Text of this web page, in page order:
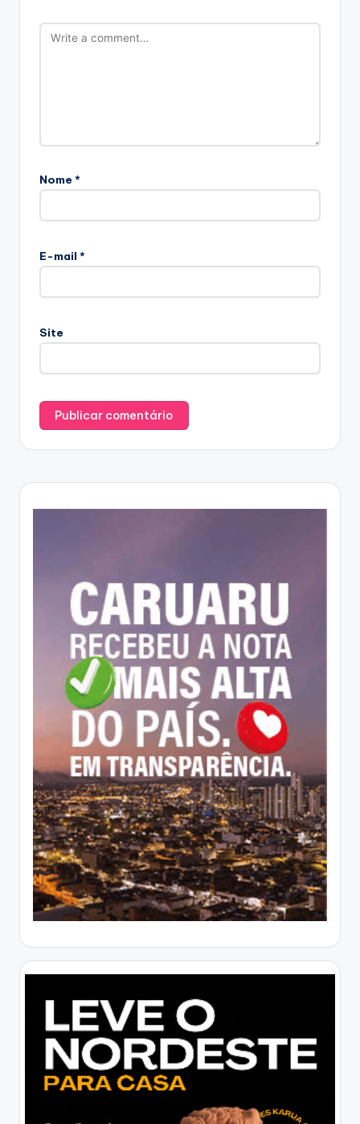
Nome *
E-mail *
Site